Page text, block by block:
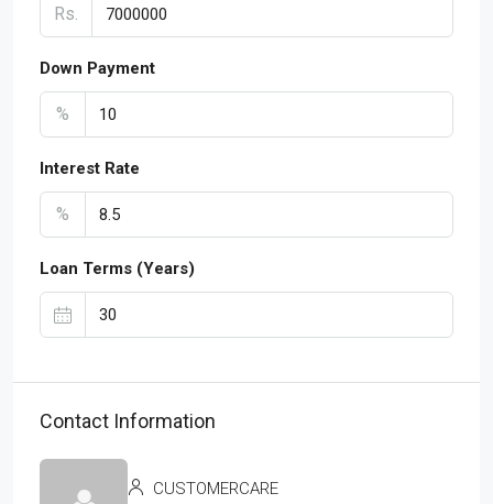
Rs.
Down Payment
%
Interest Rate
%
Loan Terms (Years)
Contact Information
CUSTOMERCARE